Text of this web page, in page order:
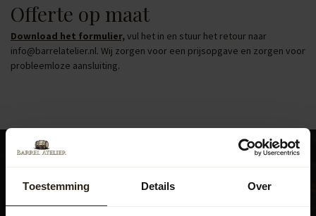
Toestemming Details Over
Offerte op maat
Download het formulier,vul het in en stuur het retour naar
info@barrelatelier.nl. Wij zorgen voor een prijsopgave en zorgen voor
probleemloze aansluiting.
Bezoek ook ons experience